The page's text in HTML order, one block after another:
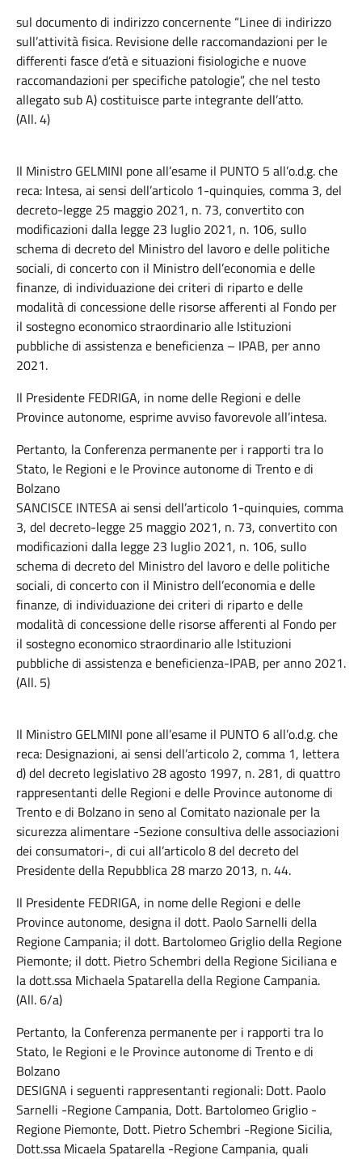
sul documento di indirizzo concernente “Linee di indirizzo
sull’attività fisica. Revisione delle raccomandazioni per le
differenti fasce d’età e situazioni fisiologiche e nuove
raccomandazioni per specifiche patologie”, che nel testo
allegato sub A) costituisce parte integrante dell’atto.
(All. 4)
Il Ministro GELMINI pone all’esame il PUNTO 5 all’o.d.g. che
reca: Intesa, ai sensi dell’articolo 1-quinquies, comma 3, del
decreto-legge 25 maggio 2021, n. 73, convertito con
modificazioni dalla legge 23 luglio 2021, n. 106, sullo
schema di decreto del Ministro del lavoro e delle politiche
sociali, di concerto con il Ministro dell’economia e delle
finanze, di individuazione dei criteri di riparto e delle
modalità di concessione delle risorse afferenti al Fondo per
il sostegno economico straordinario alle Istituzioni
pubbliche di assistenza e beneficienza – IPAB, per anno
2021.
Il Presidente FEDRIGA, in nome delle Regioni e delle
Province autonome, esprime avviso favorevole all’intesa.
Pertanto, la Conferenza permanente per i rapporti tra lo
Stato, le Regioni e le Province autonome di Trento e di
Bolzano
SANCISCE INTESA ai sensi dell’articolo 1-quinquies, comma
3, del decreto-legge 25 maggio 2021, n. 73, convertito con
modificazioni dalla legge 23 luglio 2021, n. 106, sullo
schema di decreto del Ministro del lavoro e delle politiche
sociali, di concerto con il Ministro dell’economia e delle
finanze, di individuazione dei criteri di riparto e delle
modalità di concessione delle risorse afferenti al Fondo per
il sostegno economico straordinario alle Istituzioni
pubbliche di assistenza e beneficienza-IPAB, per anno 2021.
(All. 5)
Il Ministro GELMINI pone all’esame il PUNTO 6 all’o.d.g. che
reca: Designazioni, ai sensi dell’articolo 2, comma 1, lettera
d) del decreto legislativo 28 agosto 1997, n. 281, di quattro
rappresentanti delle Regioni e delle Province autonome di
Trento e di Bolzano in seno al Comitato nazionale per la
sicurezza alimentare -Sezione consultiva delle associazioni
dei consumatori-, di cui all’articolo 8 del decreto del
Presidente della Repubblica 28 marzo 2013, n. 44.
Il Presidente FEDRIGA, in nome delle Regioni e delle
Province autonome, designa il dott. Paolo Sarnelli della
Regione Campania; il dott. Bartolomeo Griglio della Regione
Piemonte; il dott. Pietro Schembri della Regione Siciliana e
la dott.ssa Michaela Spatarella della Regione Campania.
(All. 6/a)
Pertanto, la Conferenza permanente per i rapporti tra lo
Stato, le Regioni e le Province autonome di Trento e di
Bolzano
DESIGNA i seguenti rappresentanti regionali: Dott. Paolo
Sarnelli -Regione Campania, Dott. Bartolomeo Griglio -
Regione Piemonte, Dott. Pietro Schembri -Regione Sicilia,
Dott.ssa Micaela Spatarella -Regione Campania, quali